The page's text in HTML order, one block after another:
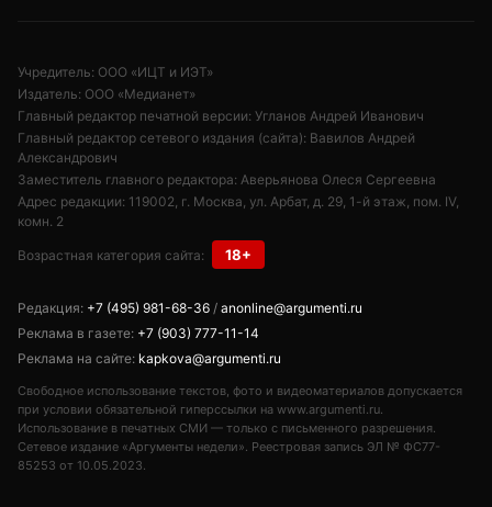
Учредитель: ООО «ИЦТ и ИЭТ»
Издатель: ООО «Медианет»
Главный редактор печатной версии: Угланов Андрей Иванович
Главный редактор сетевого издания (сайта): Вавилов Андрей
Александрович
Заместитель главного редактора: Аверьянова Олеся Сергеевна
Адрес редакции: 119002, г. Москва, ул. Арбат, д. 29, 1-й этаж, пом. IV,
комн. 2
Возрастная категория сайта: 18+
Редакция: +7 (495) 981-68-36 / anonline@argumenti.ru
Реклама в газете: +7 (903) 777-11-14
Реклама на сайте: kapkova@argumenti.ru
Свободное использование текстов, фото и видеоматериалов допускается
при условии обязательной гиперссылки на www.argumenti.ru.
Использование в печатных СМИ — только с письменного разрешения.
Сетевое издание «Аргументы недели». Реестровая запись ЭЛ № ФС77-
85253 от 10.05.2023.